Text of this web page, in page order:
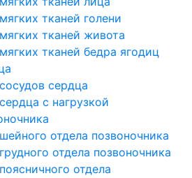
тканей голени
тканей живота
тканей бедра ягодиц
сердца
с нагрузкой
отдела позвоночника
отдела позвоночника
отдела